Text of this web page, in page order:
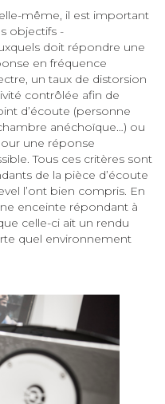
même, il est important
objectifs -
doit répondre une
en fréquence
un taux de distorsion
contrôlée afin de
d’écoute (personne
anéchoïque…) ou
une réponse
Tous ces critères sont
de la pièce d’écoute
l’ont bien compris. En
enceinte répondant à
celle-ci ait un rendu
quel environnement